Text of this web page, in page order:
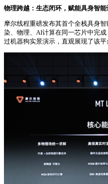
物理跨越：生态闭环，赋能具身智
摩尔线程重磅发布其首个全栈具身
染、物理、AI计算在同一芯片中完
过机器狗实景演示，直观展现了该